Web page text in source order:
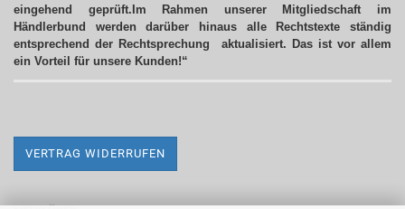
eingehend geprüft.Im Rahmen unserer Mitgliedschaft im
Händlerbund werden darüber hinaus alle Rechtstexte ständig
entsprechend der Rechtsprechung aktualisiert. Das ist vor allem
ein Vorteil für unsere Kunden!“
VERTRAG WIDERRUFEN